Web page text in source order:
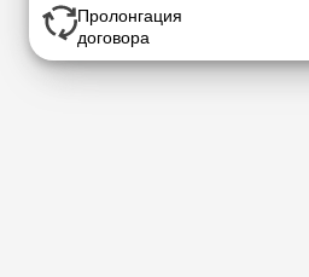
Пролонгация
договора